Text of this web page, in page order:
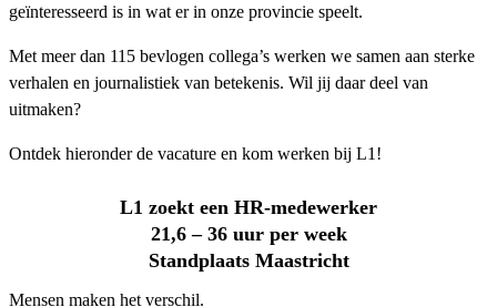
geïnteresseerd is in wat er in onze provincie speelt.
Met meer dan 115 bevlogen collega’s werken we samen aan sterke
verhalen en journalistiek van betekenis. Wil jij daar deel van
uitmaken?
Ontdek hieronder de vacature en kom werken bij L1!
L1 zoekt een HR-medewerker
21,6 – 36 uur per week
Standplaats Maastricht
Mensen maken het verschil.